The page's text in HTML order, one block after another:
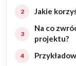
Referencje
Jakie
Na co
projektu?